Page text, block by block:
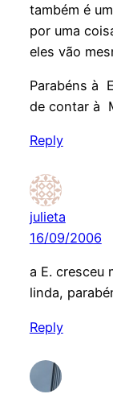
também é
por uma
eles vão
Parabéns à
de contar à
Reply
julieta
16/09/2006
a E. cresceu
linda,
Reply